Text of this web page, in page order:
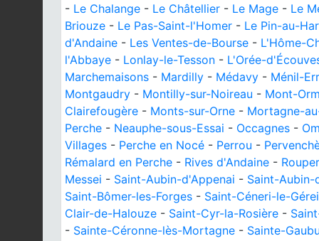
- Le Chalange - Le Châtellier - Le Mage - Le
Briouze - Le Pas-Saint-l'Homer - Le Pin-au-
d'Andaine - Les Ventes-de-Bourse - L'Hôme-
l'Abbaye - Lonlay-le-Tesson - L'Orée-
Marchemaisons - Mardilly - Médavy - Ménil-
Montgaudry - Montilly-sur-Noireau - Mont-
Clairefougère - Monts-sur-Orne - Mortagne-
Perche - Neauphe-sous-Essai - Occagnes -
Villages - Perche en Nocé - Perrou -
Rémalard en Perche - Rives d'Andaine -
Messei - Saint-Aubin-d'Appenai - Saint-Aubin-
Saint-Bômer-les-Forges - Saint-Céneri-le-Gérei
Clair-de-Halouze - Saint-Cyr-la-Rosière -
- Sainte-Céronne-lès-Mortagne - Sainte-